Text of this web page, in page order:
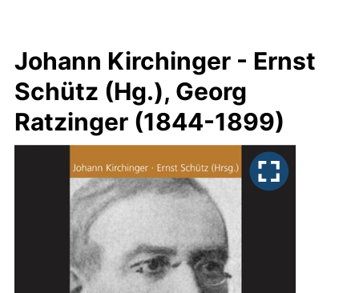
Johann Kirchinger - Ernst
Schütz (Hg.), Georg
Ratzinger (1844-1899)